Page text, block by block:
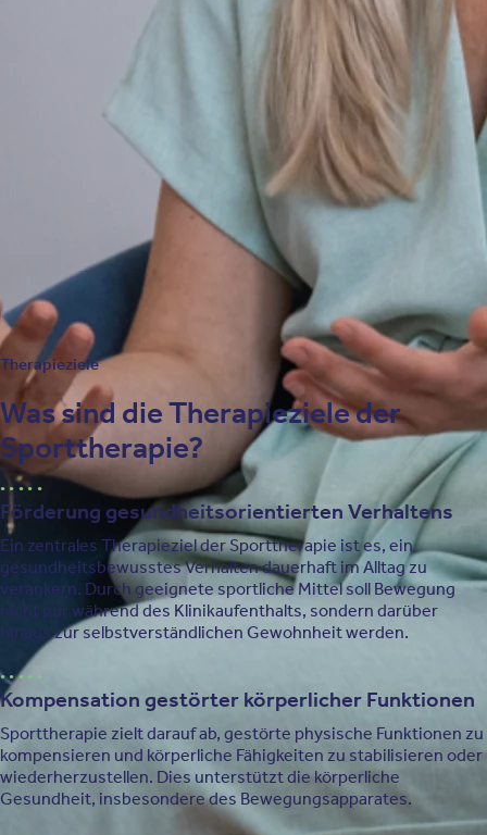
Individuelle und gruppenbezogene Durchführung
Sporttherapie kann sowohl im Einzel- als auch im
Gruppensetting durchgeführt werden. Der methodische
Aufbau der Einheiten richtet sich nach therapeutischen
Rahmenbedingungen und nicht nach sportlicher Leistung.
Einbindung in multimodale Behandlungskonzepte
Sporttherapie ist Teil eines interdisziplinären Therapieansatzes
und wird mit anderen Behandlungsformen kombiniert. Sie folgt
dabei klar definierten therapeutischen Strukturen und Abläufen.
Therapieziele
Was sind die Therapieziele der
Sporttherapie?
Förderung gesundheitsorientierten Verhaltens
Ein zentrales Therapieziel der Sporttherapie ist es, ein
gesundheitsbewusstes Verhalten dauerhaft im Alltag zu
verankern. Durch geeignete sportliche Mittel soll Bewegung
nicht nur während des Klinikaufenthalts, sondern darüber
hinaus zur selbstverständlichen Gewohnheit werden.
Kompensation gestörter körperlicher Funktionen
Sporttherapie zielt darauf ab, gestörte physische Funktionen zu
kompensieren und körperliche Fähigkeiten zu stabilisieren oder
wiederherzustellen. Dies unterstützt die körperliche
Gesundheit, insbesondere des Bewegungsapparates.